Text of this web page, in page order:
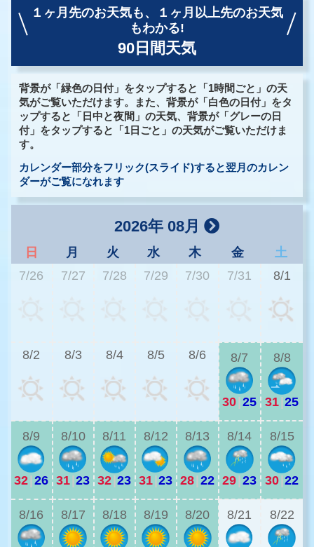
１ヶ月先のお天気も、
１ヶ月以上先のお天気
もわかる!
90日間天気
背景が「緑色の日付」をタップすると「1時間ごと」の天
気がご覧いただけます。また、背景が「白色の日付」をタ
ップすると「日中と夜間」の天気、背景が「グレーの日
付」をタップすると「1日ごと」の天気がご覧いただけま
す。
カレンダー部分をフリック(スライド)すると翌月のカレン
ダーがご覧になれます
2026年 08月
日 月 火 水 木 金
土
7/26
7/27 7/28 7/29 7/30 7/31 8/1
8/2 8/3 8/4 8/5 8/6 8/7
30|25
8/8
31|25
8/9
32|26
8/10
31|23
8/11
32|23
8/12
31|23
8/13
28|22
8/14
29|23
8/15
30|22
8/16 8/17 8/18 8/19 8/20 8/21 8/22